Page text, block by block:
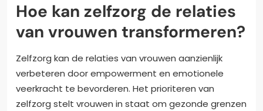
Hoe kan zelfzorg de relaties
van vrouwen transformeren?
Zelfzorg kan de relaties van vrouwen aanzienlijk
verbeteren door empowerment en emotionele
veerkracht te bevorderen. Het prioriteren van
zelfzorg stelt vrouwen in staat om gezonde grenzen